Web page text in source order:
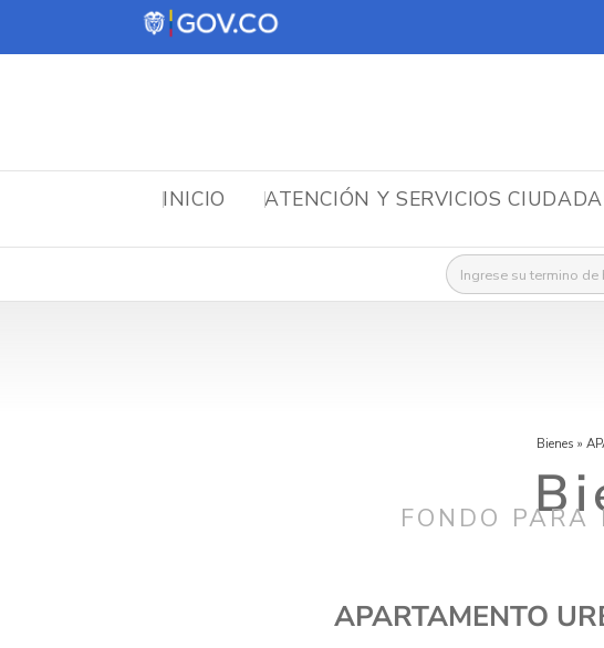
INICIO ATENCIÓN Y SERVICIOS
Buscar:
Bienes »
FONDO
APARTAMENTO